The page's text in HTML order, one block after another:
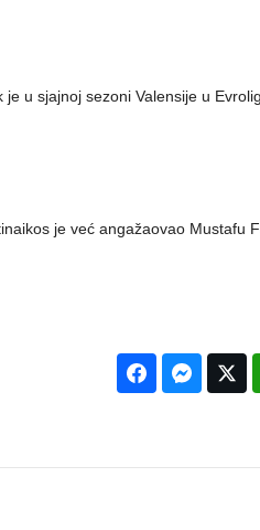
je u sjajnoj sezoni Valensije u
je već angažaovao Mustafu